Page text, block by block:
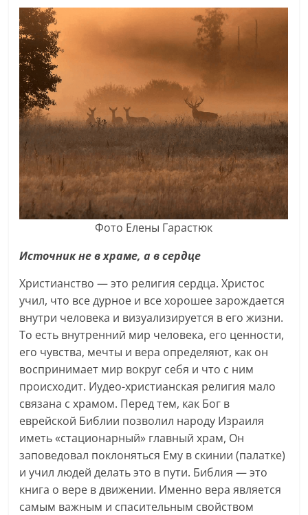
Фото Елены Гарастюк
Источник не в храме, а в сердце
Христианство — это религия сердца. Христос
учил, что все дурное и все хорошее зарождается
внутри человека и визуализируется в его жизни.
То есть внутренний мир человека, его ценности,
его чувства, мечты и вера определяют, как он
воспринимает мир вокруг себя и что с ним
происходит. Иудео-христианская религия мало
связана с храмом. Перед тем, как Бог в
еврейской Библии позволил народу Израиля
иметь «стационарный» главный храм, Он
заповедовал поклоняться Ему в скинии (палатке)
и учил людей делать это в пути. Библия — это
книга о вере в движении. Именно вера является
самым важным и спасительным свойством